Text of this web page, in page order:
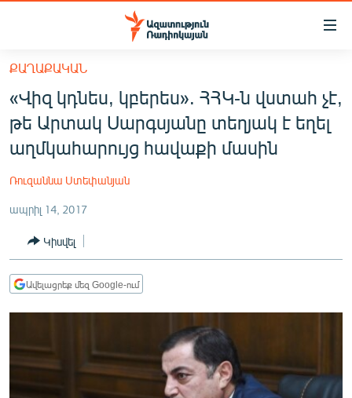
Մատչելիության
հիմնական
բովանդակությանը
Անցնել
հիմնական
մենյուին
ՀԱՅԱՍՏԱՆ
ՔԱՂԱՔԱԿԱՆ
ՏՆՏԵՍՈՒԹՅՈՒՆ
ՂԱՐԱԲԱՂ
ՄԻՋԱԶԳԱՅԻՆ
ՄՇԱԿՈՒՅԹ
ՔԱՂԱՔԱԿԱՆ
«Վիզ կդնես, կբերես». ՀՀԿ-ն վստահ չէ,
թե Արտակ Սարգսյանը տեղյակ է եղել
աղմկահարույց հավաքի մասին
Ռուզաննա Ստեփանյան
ապրիլ 14, 2017
Կիսվել
Ավելացրեք մեզ Google-ում